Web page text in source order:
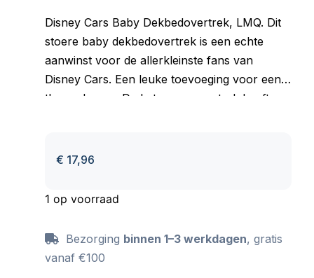
Disney Cars Baby Dekbedovertrek, LMQ. Dit
stoere baby dekbedovertrek is een echte
aanwinst voor de allerkleinste fans van
Disney Cars. Een leuke toevoeging voor een
thema-kamer. De katoenen overtrek heeft
dessin. Dit geeft een leuk effect bij openslaan
de babyshower of bij het kraambezoek.
€ 17,96
1 op voorraad
Bezorging binnen 1–3 werkdagen, gratis
vanaf €100